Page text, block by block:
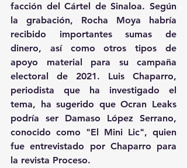
facción del Cártel de Sinaloa. Según
la grabación, Rocha Moya habría
recibido importantes sumas de
dinero, así como otros tipos de
apoyo material para su campaña
electoral de 2021. Luis Chaparro,
periodista que ha investigado el
tema, ha sugerido que Ocran Leaks
podría ser Damaso López Serrano,
conocido como "El Mini Lic", quien
fue entrevistado por Chaparro para
la revista Proceso.